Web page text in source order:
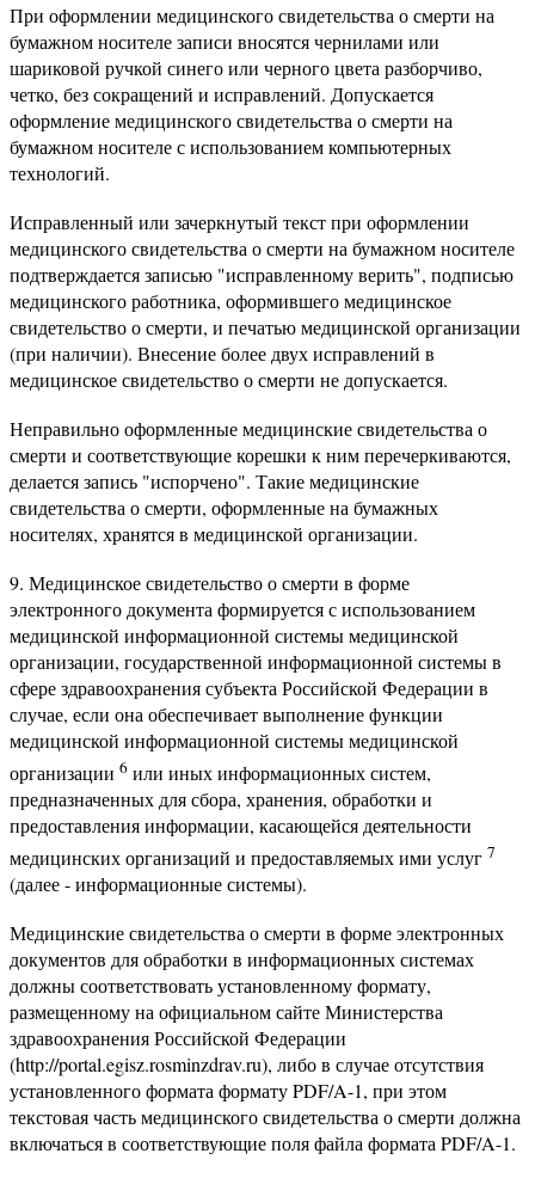
При оформлении медицинского свидетельства о смерти на
бумажном носителе записи вносятся чернилами или
шариковой ручкой синего или черного цвета разборчиво,
четко, без сокращений и исправлений. Допускается
оформление медицинского свидетельства о смерти на
бумажном носителе с использованием компьютерных
технологий.
Исправленный или зачеркнутый текст при оформлении
медицинского свидетельства о смерти на бумажном носителе
подтверждается записью "исправленному верить", подписью
медицинского работника, оформившего медицинское
свидетельство о смерти, и печатью медицинской организации
(при наличии). Внесение более двух исправлений в
медицинское свидетельство о смерти не допускается.
Неправильно оформленные медицинские свидетельства о
смерти и соответствующие корешки к ним перечеркиваются,
делается запись "испорчено". Такие медицинские
свидетельства о смерти, оформленные на бумажных
носителях, хранятся в медицинской организации.
9. Медицинское свидетельство о смерти в форме
электронного документа формируется с использованием
медицинской информационной системы медицинской
организации, государственной информационной системы в
сфере здравоохранения субъекта Российской Федерации в
случае, если она обеспечивает выполнение функции
медицинской информационной системы медицинской
организации 6 или иных информационных систем,
предназначенных для сбора, хранения, обработки и
предоставления информации, касающейся деятельности
медицинских организаций и предоставляемых ими услуг 7
(далее - информационные системы).
Медицинские свидетельства о смерти в форме электронных
документов для обработки в информационных системах
должны соответствовать установленному формату,
размещенному на официальном сайте Министерства
здравоохранения Российской Федерации
(http://portal.egisz.rosminzdrav.ru), либо в случае отсутствия
установленного формата формату PDF/A-1, при этом
текстовая часть медицинского свидетельства о смерти должна
включаться в соответствующие поля файла формата PDF/A-1.